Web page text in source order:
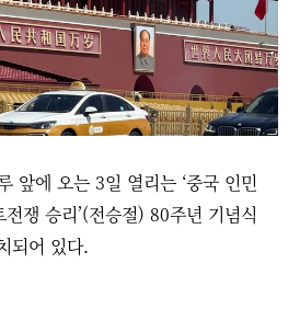
앞에 오는 3일 열리는 ‘중국 인민
쟁 승리’(전승절) 80주년 기념식
되어 있다.